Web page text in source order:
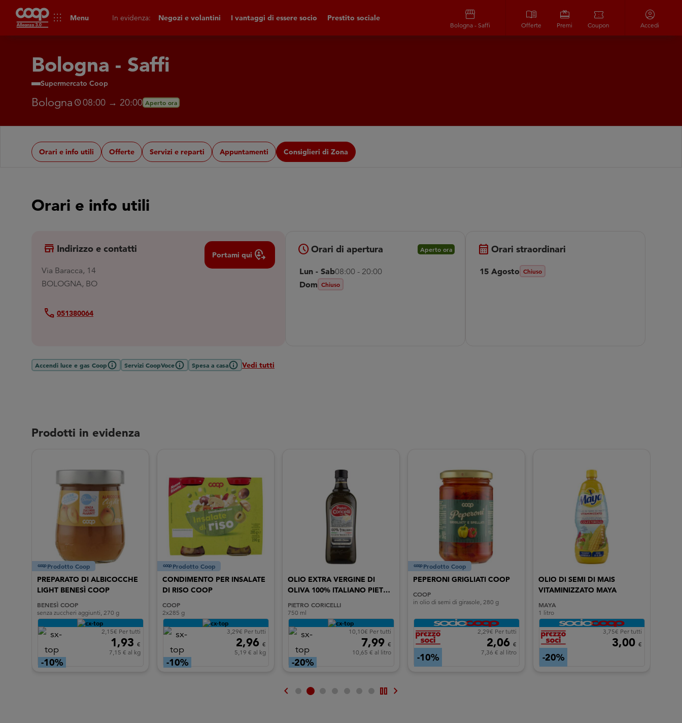
apps Menu In evidenza: Negozi e volantini I vantaggi di essere socio Prestito sociale storefront
Bologna - Saffi
menu_book
Offerte
redeem
Premi
confirmation_number
Coupon
account_circle
Accedi
Bologna - Saffi
Supermercato Coop
Bologna schedule08:00 → 20:00 Aperto ora
Orari e info utili Offerte Servizi e reparti Appuntamenti Consiglieri di Zona
Orari e info utili
store Indirizzo e contatti
Via Baracca, 14
BOLOGNA, BO
Call 051380064
Portami qui Move_location scheduleOrari di apertura Aperto ora
Lun - Sab08:00 - 20:00
Dom Chiuso
calendar_month Orari straordinari
15 Agosto Chiuso
Accendi luce e gas Coop Servizi CoopVoce Spesa a casa Vedi tutti
Prodotti in evidenza
Prodotto Coop
PREPARATO DI ALBICOCCHE
LIGHT BENESÌ COOP
BENESÌ COOP
senza zuccheri aggiunti, 270 g
-10%
2,15€ Per tutti
1,93 €
7,15 € al kg
Prodotto Coop
CONDIMENTO PER INSALATE
DI RISO COOP
COOP
2x285 g
-10%
3,29€ Per tutti
2,96 €
5,19 € al kg
OLIO EXTRA VERGINE DI
OLIVA 100% ITALIANO PIETRO
PIETRO CORICELLI
750 ml
-20%
10,10€ Per tutti
7,99 €
10,65 € al litro
Prodotto Coop
PEPERONI GRIGLIATI COOP
COOP
in olio di semi di girasole, 280 g
-10%
2,29€ Per tutti
2,06 €
7,36 € al litro
OLIO DI SEMI DI MAIS
VITAMINIZZATO MAYA
MAYA
1 litro
-20%
3,75€ Per tutti
3,00 €
chevron_left pause chevron_right